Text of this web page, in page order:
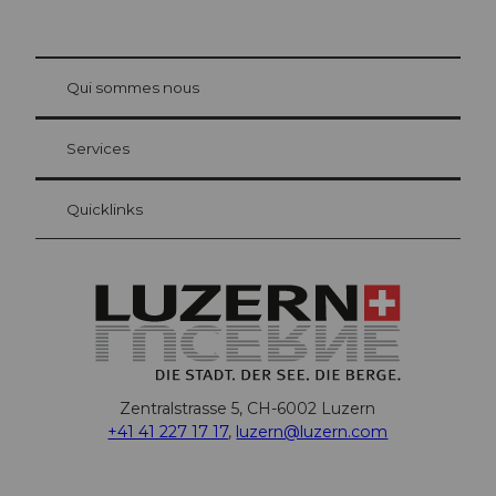
Carte d’hôte Lucerne
Vos avantages en tant qu'hôte pour la nuit
at Bre
Qui sommes nous
Services
Quicklinks
Zentralstrasse 5, CH-6002 Luzern
+41 41 227 17 17, luzern@luzern.com